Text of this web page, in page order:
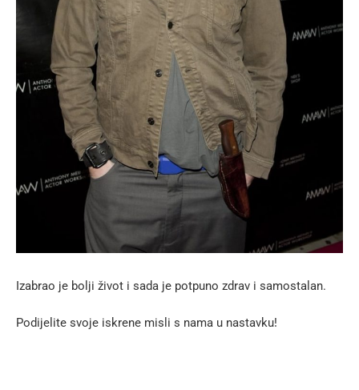
Izabrao je bolji život i sada je potpuno zdrav i samostalan.
Podijelite svoje iskrene misli s nama u nastavku!